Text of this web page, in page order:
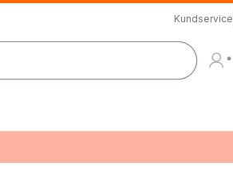
Kundservice